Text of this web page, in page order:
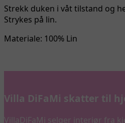
Strekk duken i våt tilstand og
Strykes på lin.
Materiale: 100% Lin
Villa DiFaMi skatter til
VillaDiFaMi selger interiør fra